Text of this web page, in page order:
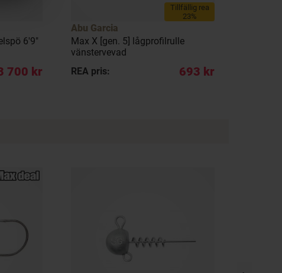
6'9"
700 kr
Tillfällig rea
23%
Abu Garcia
Max X [gen. 5] lågprofilrulle
vänstervevad
REA pris:
693 kr